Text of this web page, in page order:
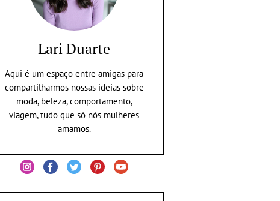
Lari Duarte
Aqui é um espaço entre amigas para
compartilharmos nossas ideias sobre
moda, beleza, comportamento,
viagem, tudo que só nós mulheres
amamos.